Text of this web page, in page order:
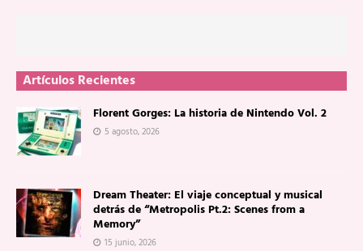
Artículos Recientes
Florent Gorges: La historia de Nintendo Vol. 2
5 agosto, 2026
Dream Theater: El viaje conceptual y musical
detrás de “Metropolis Pt.2: Scenes from a
Memory”
15 junio, 2026